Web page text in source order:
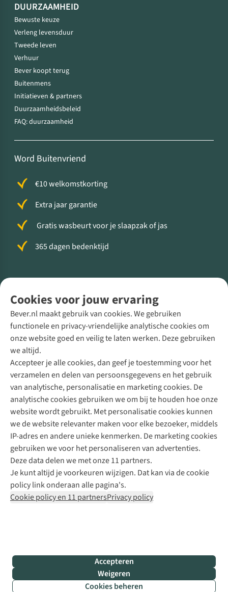
Cookies voor jouw ervaring
Bever.nl maakt gebruik van cookies. We gebruiken
functionele en privacy-vriendelijke analytische cookies om
onze website goed en veilig te laten werken. Deze gebruiken
we altijd.
Accepteer je alle cookies, dan geef je toestemming voor het
verzamelen en delen van persoonsgegevens en het gebruik
van analytische, personalisatie en marketing cookies. De
analytische cookies gebruiken we om bij te houden hoe onze
website wordt gebruikt. Met personalisatie cookies kunnen
we de website relevanter maken voor elke bezoeker, middels
IP-adres en andere unieke kenmerken. De marketing cookies
gebruiken we voor het personaliseren van advertenties.
Deze data delen we met onze 11 partners.
Je kunt altijd je voorkeuren wijzigen. Dat kan via de cookie
policy link onderaan alle pagina's.
Cookie policy en 11 partnersPrivacy policy
Accepteren
Weigeren
Cookies beheren
DUURZAAMHEID
Bewuste keuze
Verleng levensduur
Tweede leven
Verhuur
Bever koopt terug
Buitenmens
Initiatieven & partners
Duurzaamheidsbeleid
FAQ: duurzaamheid
Word Buitenvriend
€10 welkomstkorting
Extra jaar garantie
Gratis wasbeurt voor je slaapzak of jas
365 dagen bedenktijd
Direct advies van een Buitenexpert
+31 (0)85 888 50 88
+31 6 12 28 49 80
Contactformulier
Bever
B.V.